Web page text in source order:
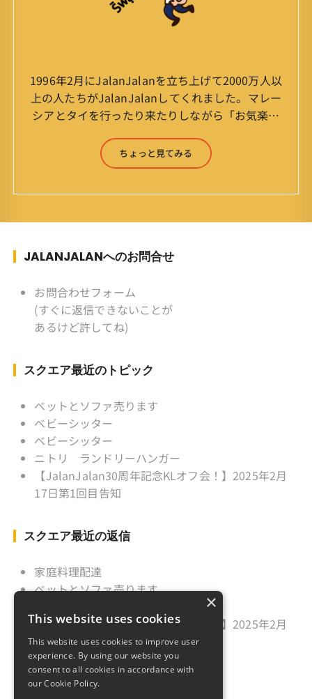
1996年2月にJalanJalanを立ち上げて2000万人以
上の人たちがJalanJalanしてくれました。マレー
シアとタイを行ったり来たりしながら「お気楽」
森 淳（Jun Yamamori） 生年月日 ：1959年
7月4日(61才) 生まれ ：香港(3才まで)
スポーツ ：水泳(浜名湾流古式泳法、競泳平泳
ク ソフトボール
監督 BKKソフトボール「おぼん
こぼん 」監督 マレーシア歴：1991年から31年
目 タイ歴 ：2001年から21年目
ちょっと見てみる
JALANJALANへのお問合せ
お問合わせフォーム
(すぐに返信できないことが
あるけど許してね)
スクエア最近のトピック
ベットとソファ売ります
ベビーシッター
ベビーシッター
ニトリ ランドリーハンガー
【JalanJalan30周年記念KLオフ会！】2025年2月
17日第1回目告知
スクエア最近の返信
家庭料理配達
ベットとソファ売ります
【JalanJalan30周年記念KLオフ会！】2025年2月
17日第1回目告知
久しぶりのご挨拶
×
This website uses cookies
This website uses cookies to improve user
experience. By using our website you
consent to all cookies in accordance with
our Cookie Policy.